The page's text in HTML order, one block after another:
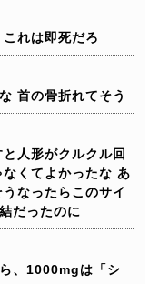
これは即死だろ
首の骨折れてそう
人形がクルクル回
くてよかったな あ
なったらこのサイ
だったのに
、1000mgは「シ